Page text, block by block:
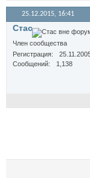
25.12.2015, 16:41
Стас
Член сообщества
Регистрация
Сообщений
1,138